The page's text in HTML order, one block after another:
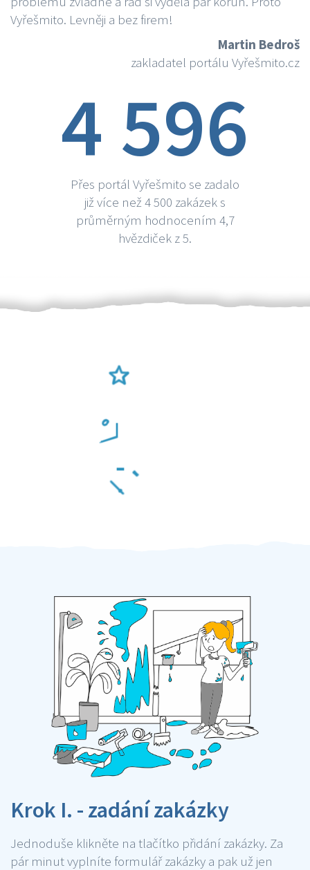
Vyřešmito. Levněji a bez firem!
Martin Bedroš
zakladatel portálu Vyřešmito.cz
4 596
Přes portál Vyřešmito se zadalo
již více než 4 500 zakázek s
průměrným hodnocením 4,7
hvězdiček z 5.
Krok I. - zadání zakázky
Jednoduše klikněte na tlačítko přidání zakázky. Za
pár minut vyplníte formulář zakázky a pak už jen